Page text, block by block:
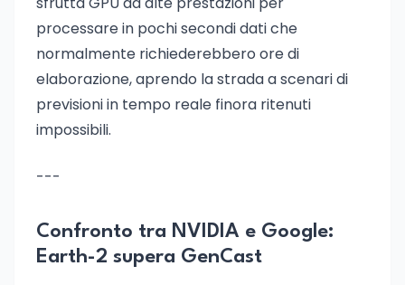
processare in pochi secondi dati che
normalmente richiederebbero ore di
elaborazione, aprendo la strada a scenari di
previsioni in tempo reale finora ritenuti
impossibili.
---
Confronto tra NVIDIA e Google:
Earth-2 supera GenCast